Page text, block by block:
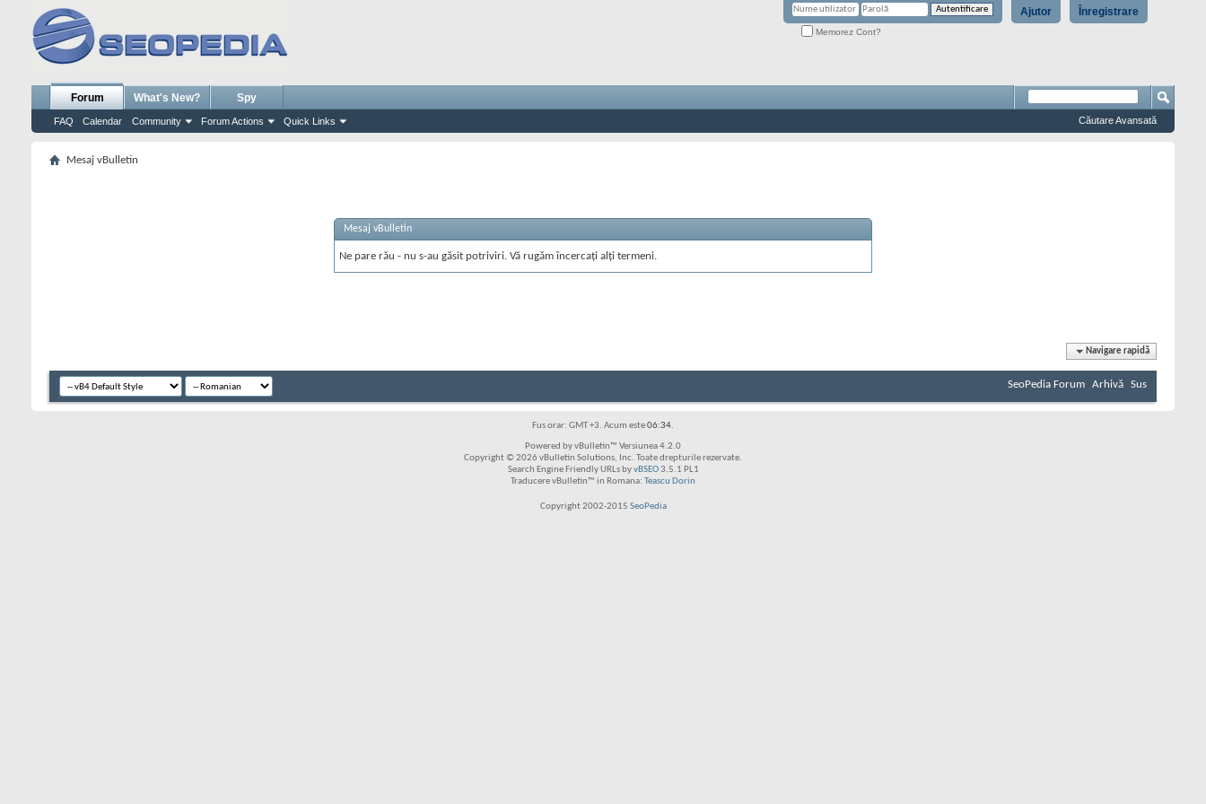
Înregistrare
Ajutor
Memorez Cont?
Forum
FAQ Calendar Community Forum Actions Quick Links
What's New? Spy
Căutare Avansată
Mesaj vBulletin
Mesaj vBulletin
Ne pare rău - nu s-au găsit potriviri. Vă rugăm încercați alți termeni.
Navigare rapidă
SeoPedia Forum Arhivă Sus
Fus orar: GMT +3. Acum este06:34.
Powered by vBulletin™ Versiunea 4.2.0
Copyright © 2026 vBulletin Solutions, Inc. Toate drepturile rezervate.
Search Engine Friendly URLs byvBSEO3.5.1 PL1
Traducere vBulletin™ in Romana: Teascu Dorin
Copyright 2002-2015 SeoPedia